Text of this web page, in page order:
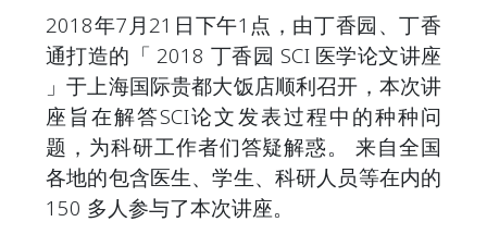
2018年7月21日下午1点，由丁香园、丁香
通打造的「 2018 丁香园 SCI 医学论文讲座
」于上海国际贵都大饭店顺利召开，本次讲
座旨在解答SCI论文发表过程中的种种问
题，为科研工作者们答疑解惑。 来自全国
各地的包含医生、学生、科研人员等在内的
150 多人参与了本次讲座。